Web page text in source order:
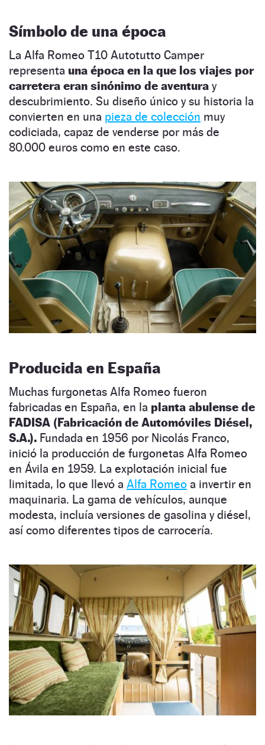
Símbolo de una época
La Alfa Romeo T10 Autotutto Camper
representa una época en la que los viajes por
carretera eran sinónimo de aventura y
descubrimiento. Su diseño único y su historia la
convierten en una pieza de colección muy
codiciada, capaz de venderse por más de
80.000 euros como en este caso.
Producida en España
Muchas furgonetas Alfa Romeo fueron
fabricadas en España, en la planta abulense de
FADISA (Fabricación de Automóviles Diésel,
S.A.). Fundada en 1956 por Nicolás Franco,
inició la producción de furgonetas Alfa Romeo
en Ávila en 1959. La explotación inicial fue
limitada, lo que llevó a Alfa Romeo a invertir en
maquinaria. La gama de vehículos, aunque
modesta, incluía versiones de gasolina y diésel,
así como diferentes tipos de carrocería.